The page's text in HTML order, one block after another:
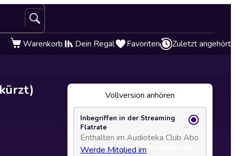
Warenkorb Dein Regal Favoriten Zuletzt angehört
Vollversion anhören
Inbegriffen in der Streaming
Flatrate
Enthalten im Audioteka Club Abo
Werde Mitglied im